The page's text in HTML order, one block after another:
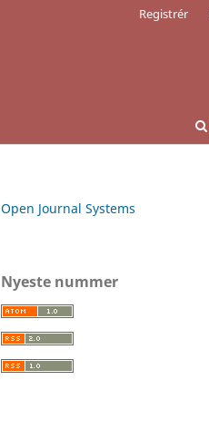
Registrér
Open Journal Systems
Nyeste nummer